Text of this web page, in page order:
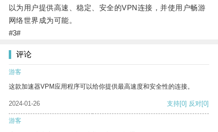
以为用户提供高速、稳定、安全的VPN连接，并使用户畅游
网络世界成为可能。
#3#
评论
游客
这款加速器VPM应用程序可以给你提供最高速度和安全性的连接。
2024-01-26 支持[0] 反对[0]
游客